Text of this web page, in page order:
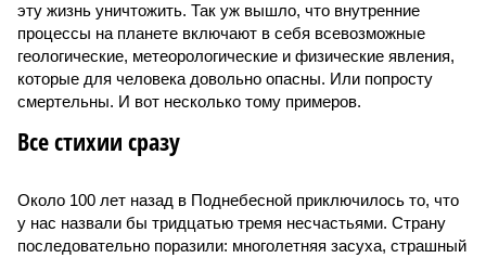
эту жизнь уничтожить. Так уж вышло, что внутренние
процессы на планете включают в себя всевозможные
геологические, метеорологические и физические явления,
которые для человека довольно опасны. Или попросту
смертельны. И вот несколько тому примеров.
Все стихии сразу
Около 100 лет назад в Поднебесной приключилось то, что
у нас назвали бы тридцатью тремя несчастьями. Страну
последовательно поразили: многолетняя засуха, страшный